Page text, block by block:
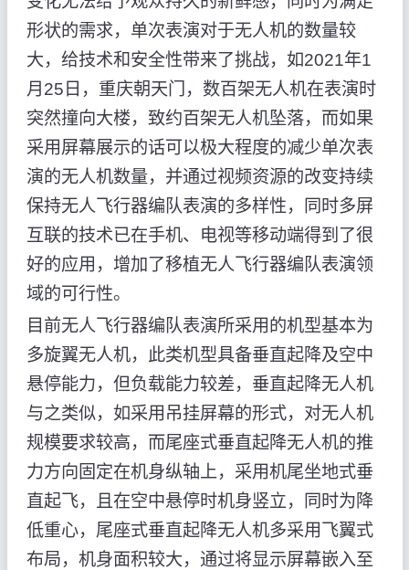
形状的需求，单次表演对于无人机的数量较
大，给技术和安全性带来了挑战，如2021年1
月25日，重庆朝天门，数百架无人机在表演时
突然撞向大楼，致约百架无人机坠落，而如果
采用屏幕展示的话可以极大程度的减少单次表
演的无人机数量，并通过视频资源的改变持续
保持无人飞行器编队表演的多样性，同时多屏
互联的技术已在手机、电视等移动端得到了很
好的应用，增加了移植无人飞行器编队表演领
域的可行性。
目前无人飞行器编队表演所采用的机型基本为
多旋翼无人机，此类机型具备垂直起降及空中
悬停能力，但负载能力较差，垂直起降无人机
与之类似，如采用吊挂屏幕的形式，对无人机
规模要求较高，而尾座式垂直起降无人机的推
力方向固定在机身纵轴上，采用机尾坐地式垂
直起飞，且在空中悬停时机身竖立，同时为降
低重心，尾座式垂直起降无人机多采用飞翼式
布局，机身面积较大，通过将显示屏幕嵌入至